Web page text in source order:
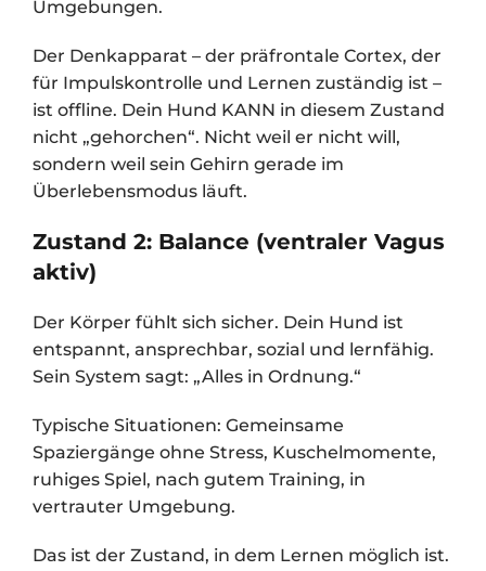
Umgebungen.
Der Denkapparat – der präfrontale Cortex, der
für Impulskontrolle und Lernen zuständig ist –
ist offline. Dein Hund KANN in diesem Zustand
nicht „gehorchen“. Nicht weil er nicht will,
sondern weil sein Gehirn gerade im
Überlebensmodus läuft.
Zustand 2: Balance (ventraler Vagus
aktiv)
Der Körper fühlt sich sicher. Dein Hund ist
entspannt, ansprechbar, sozial und lernfähig.
Sein System sagt: „Alles in Ordnung.“
Typische Situationen: Gemeinsame
Spaziergänge ohne Stress, Kuschelmomente,
ruhiges Spiel, nach gutem Training, in
vertrauter Umgebung.
Das ist der Zustand, in dem Lernen möglich ist.